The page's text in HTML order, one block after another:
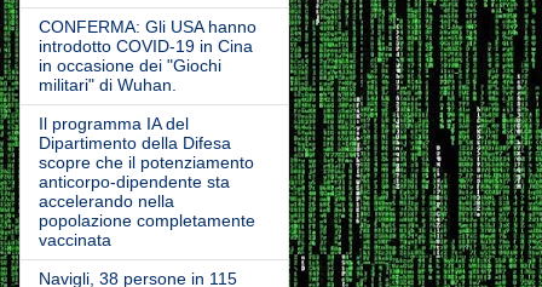
CONFERMA: Gli USA hanno
introdotto COVID-19 in Cina
in occasione dei "Giochi
militari" di Wuhan.
Il programma IA del
Dipartimento della Difesa
scopre che il potenziamento
anticorpo-dipendente sta
accelerando nella
popolazione completamente
vaccinata
Navigli, 38 persone in 115